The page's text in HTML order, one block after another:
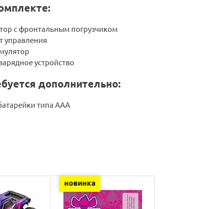
с фронтальным погрузчиком
управления
устройство
дополнительно:
типа ААА
новинка